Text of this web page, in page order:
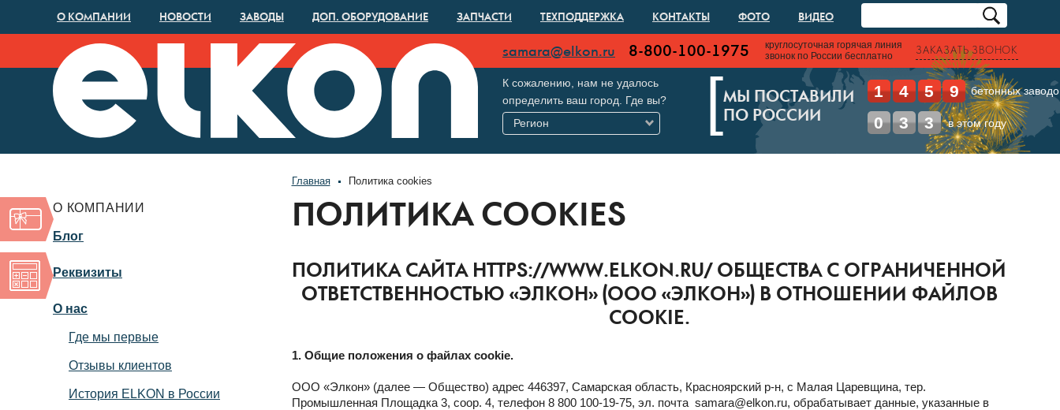
О КОМПАНИИ НОВОСТИ ЗАВОДЫ ДОП. ОБОРУДОВАНИЕ ЗАПЧАСТИ ТЕХПОДДЕРЖКА КОНТАКТЫ ФОТО ВИДЕО
samara@elkon.ru 8-800-100-1975
круглосуточная горячая линия
звонок по России бесплатно
ЗАКАЗАТЬ ЗВОНОК
МЫ ПОСТАВИЛИ
ПО РОССИИ
1 4 5 9 бетонных
0 3 3 в этом году
К сожалению, нам не удалось
определить ваш город. Где вы?
Регион
[
О КОМПАНИИ
Блог
Реквизиты
О нас
Где мы первые
Отзывы клиентов
История ELKON в России
Главная Политика cookies
ПОЛИТИКА COOKIES
ПОЛИТИКА САЙТА HTTPS://WWW.ELKON.RU/ ОБЩЕСТВА С ОГРАНИЧЕННОЙ
ОТВЕТСТВЕННОСТЬЮ «ЭЛКОН» (ООО «ЭЛКОН») В ОТНОШЕНИИ ФАЙЛОВ
COOKIE.
1. Общие положения о файлах cookie.
ООО «Элкон» (далее — Общество) адрес 446397, Самарская область, Красноярский р-н, с Малая Царевщина, тер.
Промышленная Площадка 3, соор. 4, телефон 8 800 100-19-75, эл. почта samara@elkon.ru, обрабатывает данные, указанные в